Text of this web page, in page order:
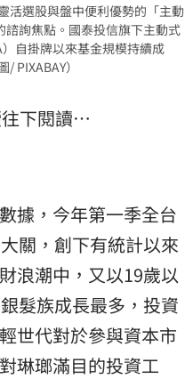
活選股與盤中便利優勢的「主動
諮詢焦點。國泰投信旗下主動式
自掛牌以來基金規模持續成
PIXABAY）
下閱讀…
據，今年第一季全台
關，創下有統計以來
浪潮中，又以19歲以
髮族成長最多，投資
世代對於參與資本市
琳瑯滿目的投資工